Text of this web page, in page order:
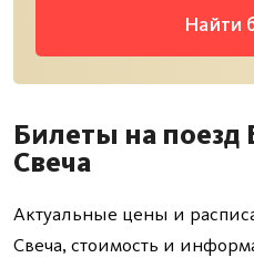
Найти
Билеты на поезд
Свеча
Актуальные цены и
Свеча, стоимость и